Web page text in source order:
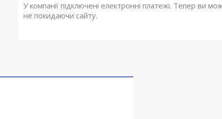
У компанії підключені електронні платежі. Тепер ви
не покидаючи сайту.